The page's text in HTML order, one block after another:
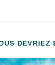
DEVRIEZ